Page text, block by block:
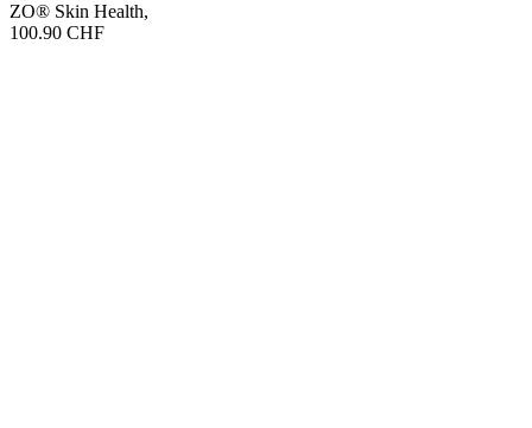
ZO® Skin Health,
100.90 CHF